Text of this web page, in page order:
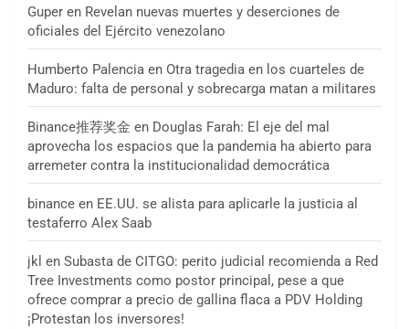
Guper en Revelan nuevas muertes y deserciones de
oficiales del Ejército venezolano
Humberto Palencia en Otra tragedia en los cuarteles de
Maduro: falta de personal y sobrecarga matan a militares
Binance推荐奖金 en Douglas Farah: El eje del mal
aprovecha los espacios que la pandemia ha abierto para
arremeter contra la institucionalidad democrática
binance en EE.UU. se alista para aplicarle la justicia al
testaferro Alex Saab
jkl en Subasta de CITGO: perito judicial recomienda a Red
Tree Investments como postor principal, pese a que
ofrece comprar a precio de gallina flaca a PDV Holding
¡Protestan los inversores!